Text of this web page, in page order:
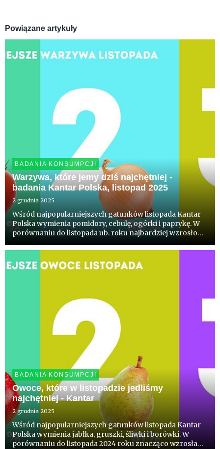
Powiązane artykuły
BADANIA KONSUMPCJI
Warzywa, które jemy dziś najchętniej -
badania Kantar Polska, listopad 2025
2 grudnia 2025
Wśród najpopularniejszych gatunków listopada Kantar
Polska wymienia pomidory, cebulę, ogórki i paprykę. W
porównaniu do listopada ub. roku najbardziej wzrosło
bezwzględnych zyskały one ponad 1 mln konsumentów.
W perspektywie 5 la...
BADANIA KONSUMPCJI
Owoce, które w listopadzie jedliśmy
najchętniej - Kantar
2 grudnia 2025
Wśród najpopularniejszych gatunków listopada Kantar
Polska wymienia jabłka, gruszki, śliwki i borówki. W
porównaniu do listopada 2024 roku znacząco wzrosła